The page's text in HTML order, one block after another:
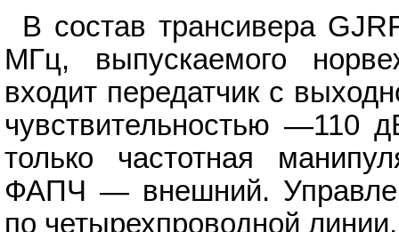
В состав трансивера
МГц, выпускаемого
входит передатчик с
чувствительностью —110
только частотная
ФАПЧ — внешний.
по четырехпроводной линии.